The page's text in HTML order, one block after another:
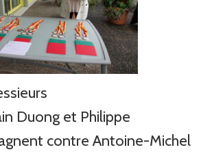
Duong et Philippe
contre Antoine-Michel